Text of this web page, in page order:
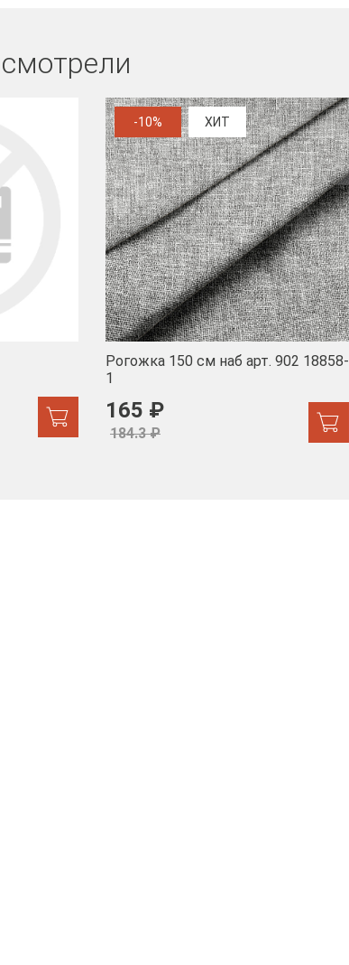
-10% ХИТ
Рогожка 150 см наб арт. 902 18858-
1
165 ₽
184.3 ₽